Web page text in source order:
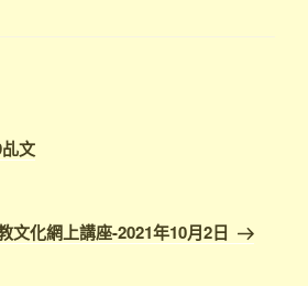
文
文化網上講座-2021年10月2日